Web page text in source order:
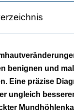
Diagnose
KI die
diagnostiziert KI?
benignen und
Eine präzise
ungleich